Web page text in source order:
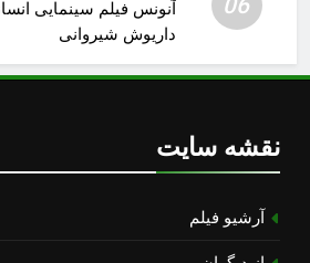
06
آنونس فیلم سینمایی
داریوش شیروانی
نقشه سایت
آرشیو فیلم